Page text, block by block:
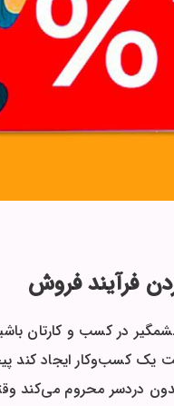
فرآیند فروش
در کسب و کارتان
یک کسب‌وکار ایجاد کند
دردسر محروم می‌کند